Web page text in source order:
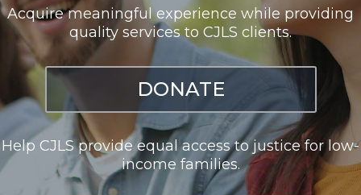
Acquire meaningful experience while providing
quality services to CJLS clients.
DONATE
Help CJLS provide equal access to justice for low-
income families.